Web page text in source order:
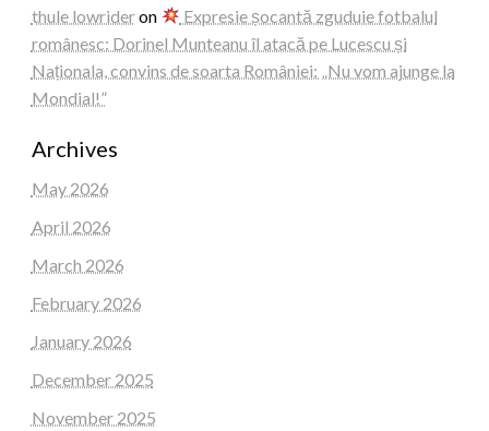
thule lowrideron
Expresie șocantă zguduie fotbalul
românesc: Dorinel Munteanu îl atacă pe Lucescu și
Naționala, convins de soarta României: „Nu vom ajunge la
Mondial!”
Archives
May 2026
April 2026
March 2026
February 2026
January 2026
December 2025
November 2025